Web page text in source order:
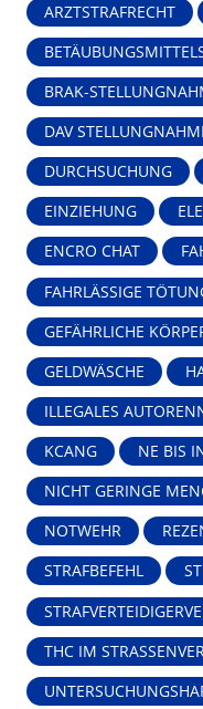
ARZTSTRAFRECHT
BRAK-
DAV
DURCHSUCHUNG
EINZIEHUNG
ENCRO CHAT
FAHRLÄSSIGE
GEFÄHRLICHE
GELDWÄSCHE
ILLEGALES
KCANG NE BIS
NICHT GERINGE
NOTWEHR
STRAFBEFEHL
THC IM